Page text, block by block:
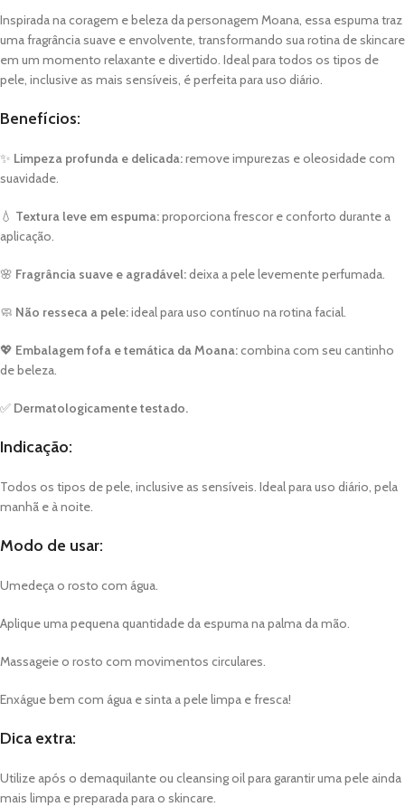
Inspirada na coragem e beleza da personagem Moana, essa espuma traz
uma fragrância suave e envolvente, transformando sua rotina de skincare
em um momento relaxante e divertido. Ideal para todos os tipos de
pele, inclusive as mais sensíveis, é perfeita para uso diário.
Benefícios:
✨ Limpeza profunda e delicada:remove impurezas e oleosidade com
suavidade.
💧 Textura leve em espuma:proporciona frescor e conforto durante a
aplicação.
🌸 Fragrância suave e agradável:deixa a pele levemente perfumada.
🧼 Não resseca a pele:ideal para uso contínuo na rotina facial.
💖 Embalagem fofa e temática da Moana:combina com seu cantinho
de beleza.
✅ Dermatologicamente testado.
Indicação:
Todos os tipos de pele, inclusive as sensíveis. Ideal para uso diário, pela
manhã e à noite.
Modo de usar:
Umedeça o rosto com água.
Aplique uma pequena quantidade da espuma na palma da mão.
Massageie o rosto com movimentos circulares.
Enxágue bem com água e sinta a pele limpa e fresca!
Dica extra:
Utilize após o demaquilante ou cleansing oil para garantir uma pele ainda
mais limpa e preparada para o skincare.